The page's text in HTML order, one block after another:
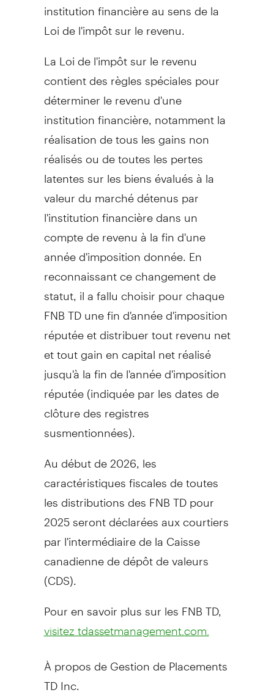
institution financière au sens de la
Loi del'impôt sur le revenu.
LaLoi del'impôt sur le revenu
contient des règles spéciales pour
déterminer le revenu d'une
institution financière, notamment la
réalisation de tous les gains non
réalisés ou de toutes les pertes
latentes sur les biens évalués à la
valeur du marché détenus par
l'institution financière dans un
compte de revenu à la fin d'une
année d'imposition donnée. En
reconnaissant ce changement de
statut, il a fallu choisir pour chaque
FNB TD une fin d'année d'imposition
réputée et distribuer tout revenu net
et tout gain en capital net réalisé
jusqu'à la fin de l'année d'imposition
réputée (indiquée par les dates de
clôture des registres
susmentionnées).
Au début de 2026, les
caractéristiques fiscales de toutes
les distributions des FNB TD pour
2025 seront déclarées aux courtiers
par l'intermédiaire de la Caisse
canadienne de dépôt de valeurs
(CDS).
Pour en savoir plus sur les FNB TD,
visitez tdassetmanagement.com.
À propos de Gestion de Placements
TD Inc.